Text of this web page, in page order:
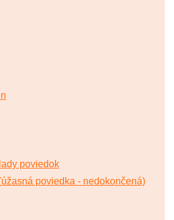
poviedok
poviedka - nedokončená)